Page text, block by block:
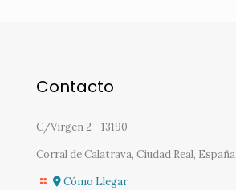
Contacto
C/Virgen 2 - 13190
Corral de Calatrava, Ciudad Real, España
Cómo Llegar